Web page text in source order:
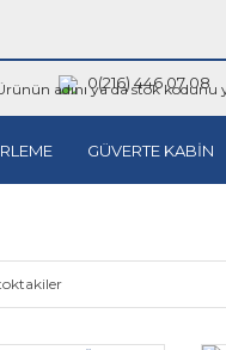
0(216) 446 07 08
GÜVERTE KABİN